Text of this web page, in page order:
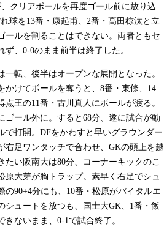
クリアボールを再度ゴール前に放り込
球を13番・康起甫、2番・髙田椋汰と立
ルを割ることはできない。両者ともセ
、0-0のまま前半は終了した。
転、後半はオープンな展開となった。
かけてボールを奪うと、8番・東條、14
王の11番・古川真人にボールが渡る。
ール外に。すると68分、遂に試合が動
で打開。DFをかわすと早いグラウンダー
右足ワンタッチで合わせ、GKの頭上を越
い阪南大は80分、コーナーキックのこ
大芽が胸トラップ。素早く右足でシュ
90+4分にも、10番・松原がバイタルエ
シュートを放つも、国士大GK、1番・飯
ないまま、0-1で試合終了。